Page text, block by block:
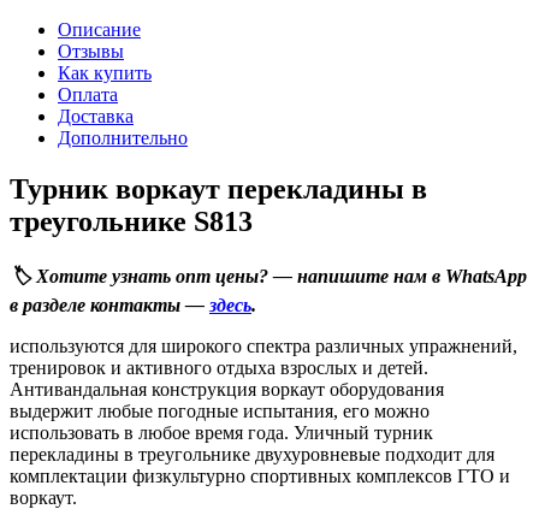
Описание
Отзывы
Как купить
Оплата
Доставка
Дополнительно
Турник воркаут перекладины в
треугольнике S813
🏷️ Хотите узнать опт цены? — напишите нам в WhatsApp
в разделе контакты — здесь.
используются для широкого спектра различных упражнений,
тренировок и активного отдыха взрослых и детей.
Антивандальная конструкция воркаут оборудования
выдержит любые погодные испытания, его можно
использовать в любое время года. Уличный турник
перекладины в треугольнике двухуровневые подходит для
комплектации физкультурно спортивных комплексов ГТО и
воркаут.